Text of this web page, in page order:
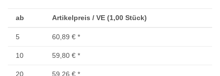
ab Artikelpreis / VE (1,00 Stück)
5 60,89 € *
10 59,80 € *
20 59,26 € *